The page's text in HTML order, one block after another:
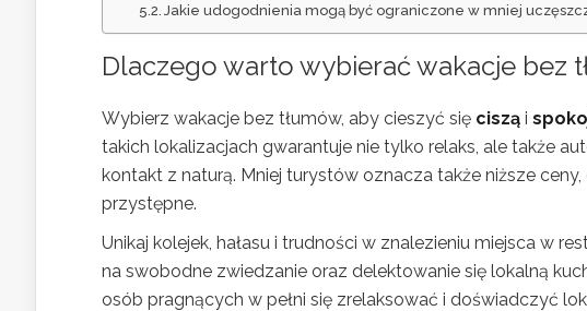
Jakie udogodnienia mogą być ograniczone w mniej
Dlaczego warto wybierać wakacje bez
Wybierz wakacje bez tłumów, aby cieszyć się ciszą i
takich lokalizacjach gwarantuje nie tylko relaks, ale także
kontakt z naturą. Mniej turystów oznacza także niższe
przystępne.
Unikaj kolejek, hałasu i trudności w znalezieniu miejsca w
na swobodne zwiedzanie oraz delektowanie się lokalną
osób pragnących w pełni się zrelaksować i doświadczyć